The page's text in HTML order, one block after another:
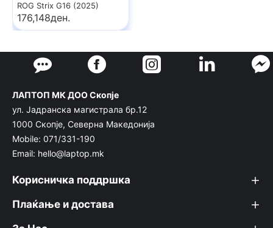
ROG Strix G16 (2025)
176,148ден.
ЛАПТОП МК ДОО Скопје
ул. Јадранска магистрала бр.12
1000 Скопје, Северна Македонија
Mobile: 071/331-190
Email: hello@laptop.mk
Корисничка поддршка
Плаќање и достава